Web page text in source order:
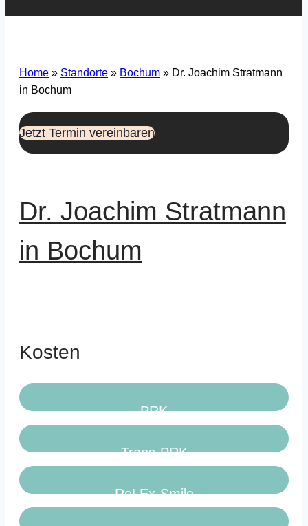
Home » Standorte » Bochum » Dr. Joachim Stratmann
in Bochum
Jetzt Termin vereinbaren
Dr. Joachim Stratmann
in Bochum
Kosten
PRK
Trans-PRK
ReLEx-Smile